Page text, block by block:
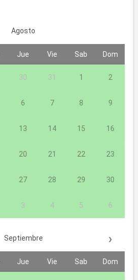
Agosto
Jue Vie Sab Dom
30 31 1 2
6 7 8 9
13 14 15 16
20 21 22 23
27 28 29 30
3 4 5 6
Septiembre ›
Jue Vie Sab Dom